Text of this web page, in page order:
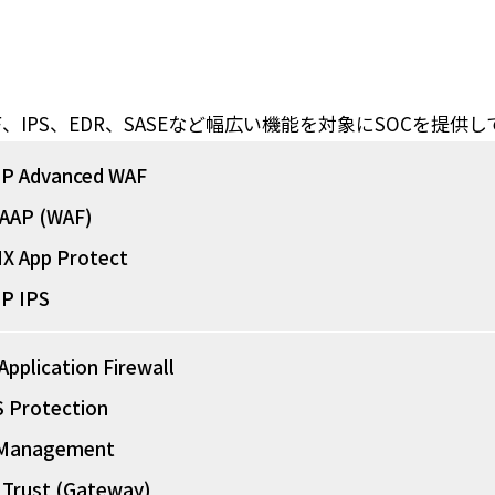
、EDR、SASEなど幅広い機能を対象にSOCを提供し
Advanced WAF
(WAF)
App Protect
IPS
Firewall
Protection
(Gateway)